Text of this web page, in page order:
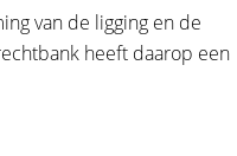
van de ligging en de
heeft daarop een